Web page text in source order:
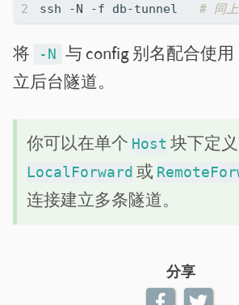
ssh -N -f db-tunnel # 同上
将 -N
与 config 别名配合使
立后台隧道。
你可以在单个 Host 块下定
LocalForward 或
连接建立多条隧道。
分享